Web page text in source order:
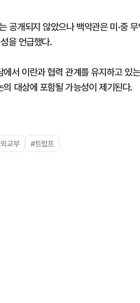
공개되지 않았으나 백악관은 미·중
을 언급했다.
서 이란과 협력 관계를 유지하고 있
대상에 포함될 가능성이 제기된다.
교부 #트럼프